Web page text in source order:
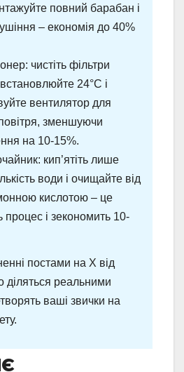
повний барабан і
– економія до 40%
чистіть фільтри
24°C і
вентилятор для
зменшуючи
на 10-15%.
кип’ятіть лише
води і очищайте від
кислотою – це
процес і зекономить 10-
постами на X від
діляться реальними
ваші звички на